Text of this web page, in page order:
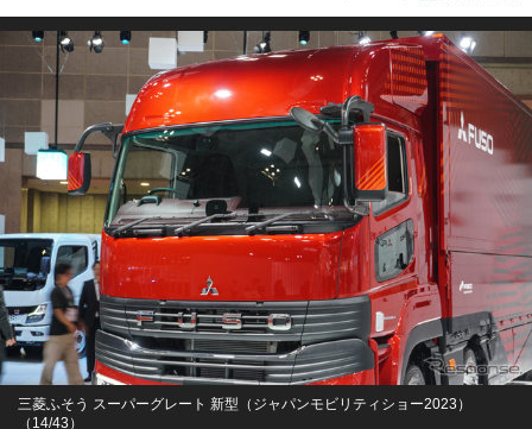
三菱ふそう スーパーグレート 新型（ジャパンモビリティショー2023）
（14/43）